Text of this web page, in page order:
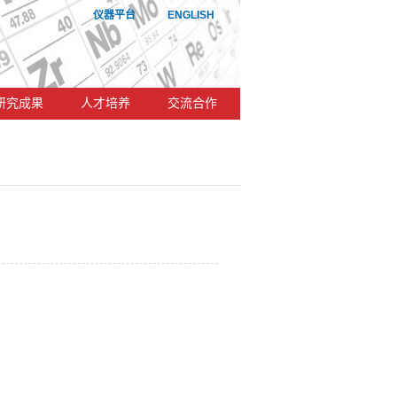
ENGLISH
仪器平台
究成果 人才培养 交流合作